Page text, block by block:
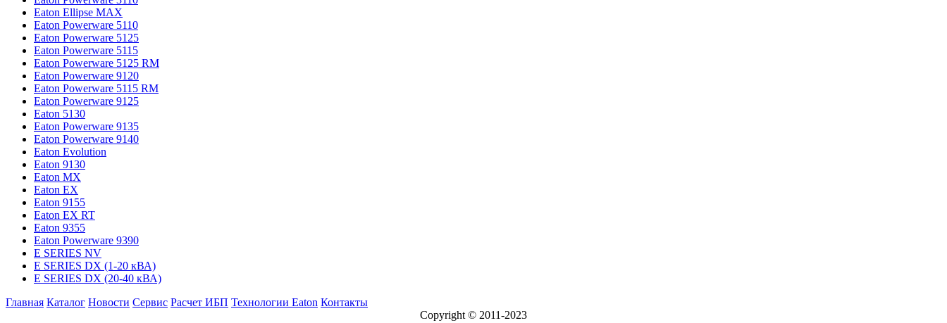
Eaton Ellipse MAX
Eaton Powerware 5110
Eaton Powerware 5125
Eaton Powerware 5115
Eaton Powerware 5125 RM
Eaton Powerware 9120
Eaton Powerware 5115 RM
Eaton Powerware 9125
Eaton 5130
Eaton Powerware 9135
Eaton Powerware 9140
Eaton Evolution
Eaton 9130
Eaton MX
Eaton EX
Eaton 9155
Eaton EX RT
Eaton 9355
Eaton Powerware 9390
E SERIES NV
E SERIES DX (1-20 кВА)
E SERIES DX (20-40 кВА)
Главная Каталог Новости Сервис Расчет ИБП Технологии Eaton Контакты
Copyright © 2011-2023